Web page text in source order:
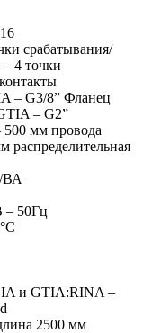
срабатывания/
4 точки
– G3/8” Фланец
– G2”
500 мм провода
распределительная
ВА
– 50Гц
и GTIA:RINA –
2500 мм